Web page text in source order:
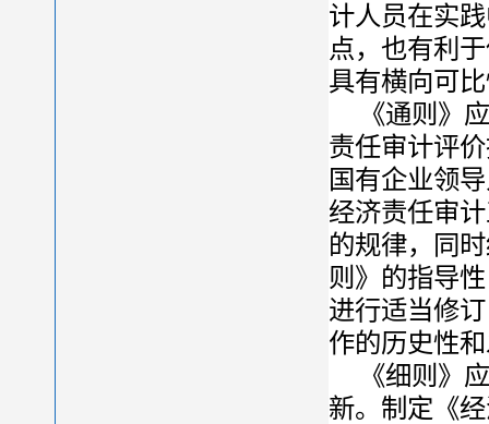
计人员在实
点，也有利
具有横向可
《通则》
责任审计评
国有企业领
经济责任审
的规律，同
则》的指导
进行适当修
作的历史性
《细则》
新。制定《